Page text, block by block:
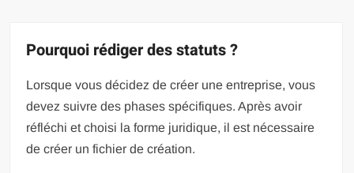
Pourquoi rédiger des statuts ?
Lorsque vous décidez de créer une entreprise, vous
devez suivre des phases spécifiques. Après avoir
réfléchi et choisi la forme juridique, il est nécessaire
de créer un fichier de création.